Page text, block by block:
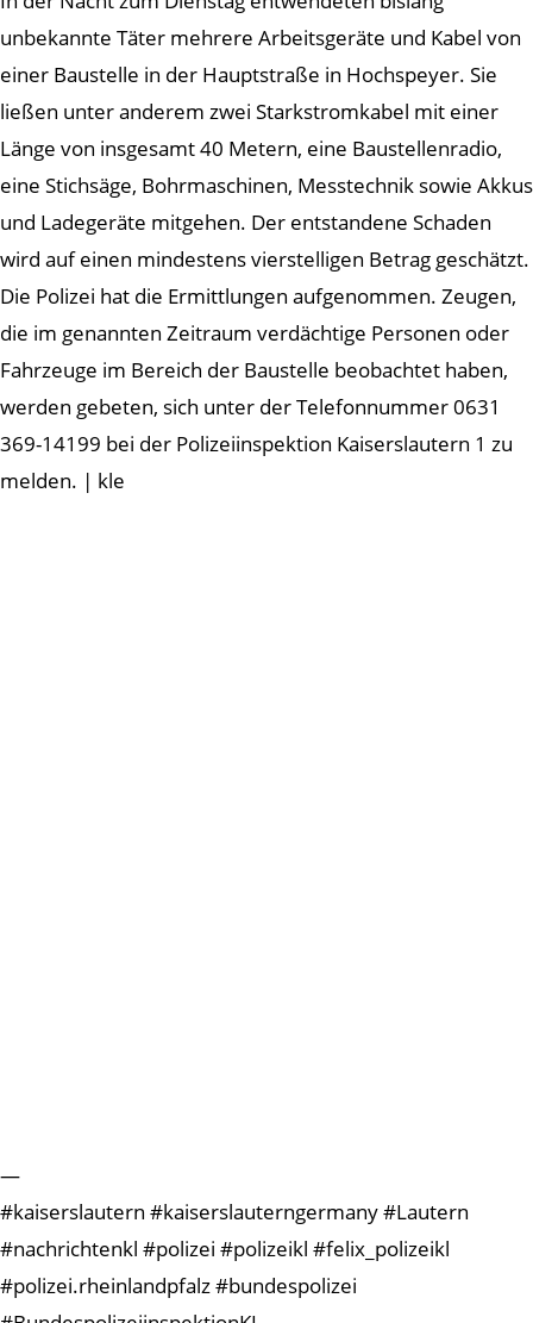
unbekannte Täter mehrere Arbeitsgeräte und Kabel von
einer Baustelle in der Hauptstraße in Hochspeyer. Sie
ließen unter anderem zwei Starkstromkabel mit einer
Länge von insgesamt 40 Metern, eine Baustellenradio,
eine Stichsäge, Bohrmaschinen, Messtechnik sowie Akkus
und Ladegeräte mitgehen. Der entstandene Schaden
wird auf einen mindestens vierstelligen Betrag geschätzt.
Die Polizei hat die Ermittlungen aufgenommen. Zeugen,
die im genannten Zeitraum verdächtige Personen oder
Fahrzeuge im Bereich der Baustelle beobachtet haben,
werden gebeten, sich unter der Telefonnummer 0631
369-14199 bei der Polizeiinspektion Kaiserslautern 1 zu
melden. | kle
—
#kaiserslautern #kaiserslauterngermany #Lautern
#nachrichtenkl #polizei #polizeikl #felix_polizeikl
#polizei.rheinlandpfalz #bundespolizei